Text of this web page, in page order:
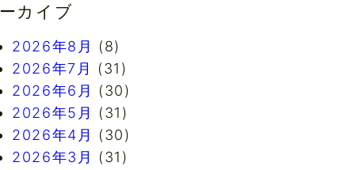
カイブ
2026年8月
(8)
2026年7月
(31)
2026年6月
(30)
2026年5月
(31)
2026年4月
(30)
2026年3月
(31)